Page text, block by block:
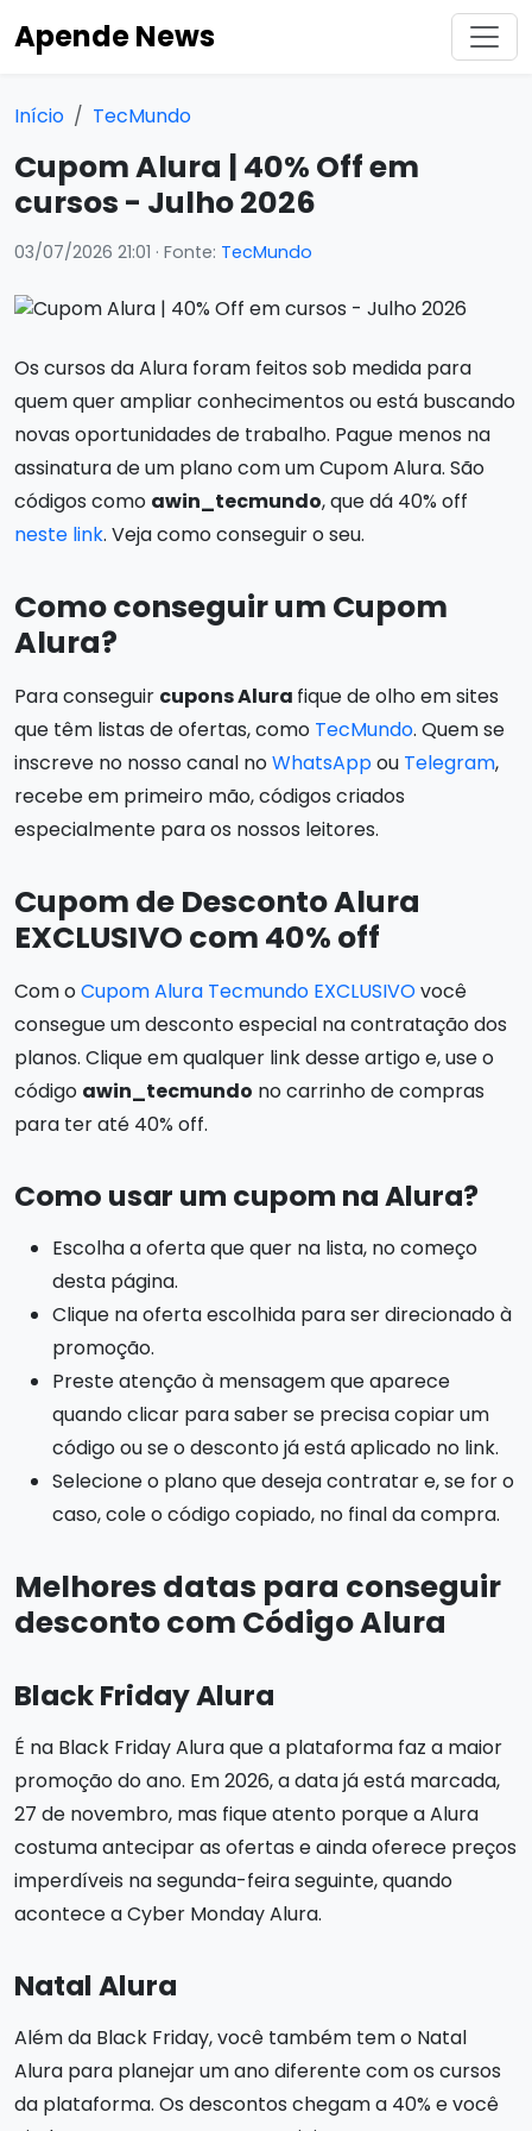
Apende News
Início TecMundo
Cupom Alura | 40% Off em
cursos - Julho 2026
03/07/2026 21:01 · Fonte: TecMundo
Os cursos da Alura foram feitos sob medida para
quem quer ampliar conhecimentos ou está buscando
novas oportunidades de trabalho. Pague menos na
assinatura de um plano com um Cupom Alura. São
códigos como awin_tecmundo, que dá 40% off
neste link. Veja como conseguir o seu.
Como conseguir um Cupom
Alura?
Para conseguir cupons Alura fique de olho em sites
que têm listas de ofertas, como TecMundo. Quem se
inscreve no nosso canal noWhatsAppou Telegram,
recebe em primeiro mão, códigos criados
especialmente para os nossos leitores.
Cupom de Desconto Alura
EXCLUSIVO com 40% off
Com oCupom Alura Tecmundo EXCLUSIVOvocê
consegue um desconto especial na contratação dos
planos. Clique em qualquer link desse artigo e, use o
código awin_tecmundo no carrinho de compras
para ter até 40% off.
Como usar um cupom na Alura?
Escolha a oferta que quer na lista, no começo
desta página.
Clique na oferta escolhida para ser direcionado à
promoção.
Preste atenção à mensagem que aparece
quando clicar para saber se precisa copiar um
código ou se o desconto já está aplicado no link.
Selecione o plano que deseja contratar e, se for o
caso, cole o código copiado, no final da compra.
Melhores datas para conseguir
desconto com Código Alura
Black Friday Alura
É na Black Friday Alura que a plataforma faz a maior
promoção do ano. Em 2026, a data já está marcada,
27 de novembro, mas fique atento porque a Alura
costuma antecipar as ofertas e ainda oferece preços
imperdíveis na segunda-feira seguinte, quando
acontece a Cyber Monday Alura.
Natal Alura
Além da Black Friday, você também tem o Natal
Alura para planejar um ano diferente com os cursos
da plataforma. Os descontos chegam a 40% e você